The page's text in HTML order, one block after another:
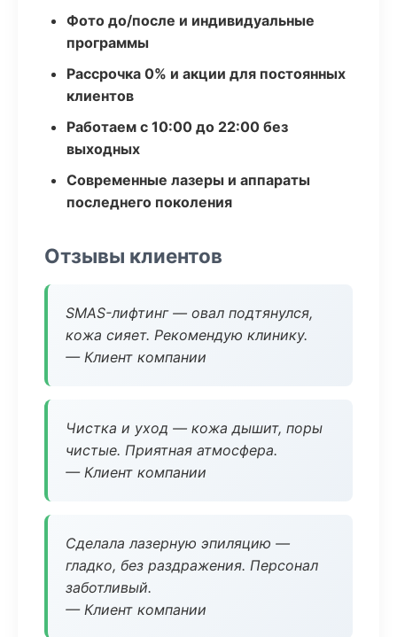
Фото до/после и индивидуальные
программы
Рассрочка 0% и акции для постоянных
клиентов
Работаем с 10:00 до 22:00 без
выходных
Современные лазеры и аппараты
последнего поколения
Отзывы клиентов
SMAS-лифтинг — овал подтянулся,
кожа сияет. Рекомендую клинику.
— Клиент компании
Чистка и уход — кожа дышит, поры
чистые. Приятная атмосфера.
— Клиент компании
Сделала лазерную эпиляцию —
гладко, без раздражения. Персонал
заботливый.
— Клиент компании